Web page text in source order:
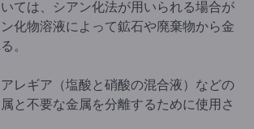
ては、シアン化法が用いられる場合が
化物溶液によって鉱石や廃棄物から金
。
レギア（塩酸と硝酸の混合液）などの
と不要な金属を分離するために使用さ